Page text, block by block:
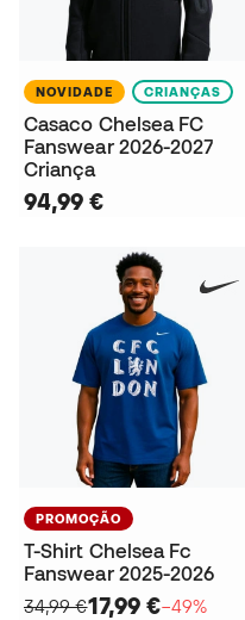
NOVIDADE CRIANÇAS
Casaco Chelsea FC
Fanswear 2026-2027
Criança
94,99 €
PROMOÇÃO
T-Shirt Chelsea Fc
Fanswear 2025-2026
34,99 €17,99 €−49%